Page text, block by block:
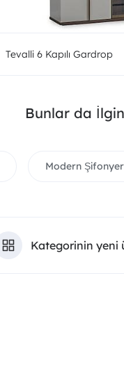
Tevalli 6 Kapılı Gardrop
Bunlar da
Modern
Kategorinin yeni